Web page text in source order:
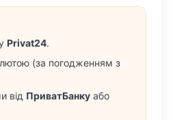
Privat24.
(за погодженням з
від ПриватБанку або